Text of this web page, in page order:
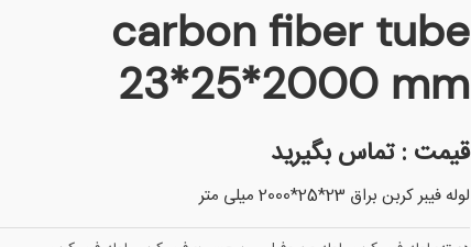
carbon fiber tube
23*25*2000 mm
قیمت : تماس بگیرید
لوله فیبر کربن براق 23*25*2000 میلی متر